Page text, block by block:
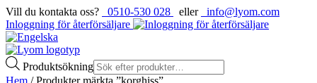
Vill du kontakta oss? 0510-530 028 eller
info@lyom.com
Inloggning för återförsäljare
Produktsökning
Hem / Produkter märkta ”korghiss”